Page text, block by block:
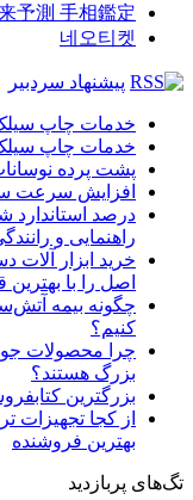
予測 手相鑑定
네오티켓
پیشنهاد سردبیر
خدمات چاپ
خدمات چاپ
پشت پرده
افزایش سرعت
درصد استاندارد
راهنمایی و
خرید ابزار آلات
اصل را با
چگونه بیمه
کنیم؟
بزرگ هستند؟
بزرگترین
از کجا تجهیزات
بهترین فروشنده
تگ‌های پربازدید